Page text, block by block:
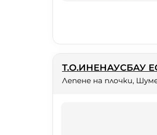
Т.О.ИНЕНАУСБАУ
Лепене на плочки,